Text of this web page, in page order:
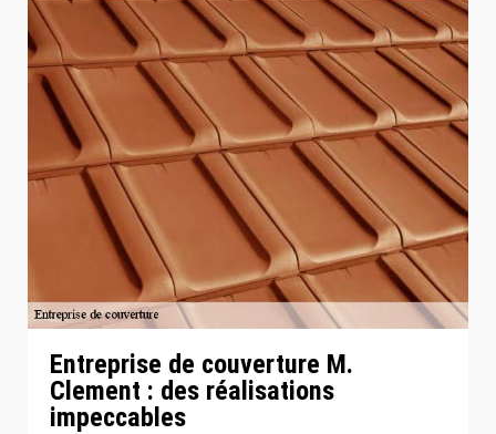
Entreprise de couverture M.
Clement : des réalisations
impeccables